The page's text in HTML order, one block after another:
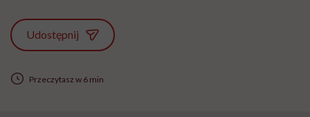
Udostępnij
Przeczytasz w 6 min